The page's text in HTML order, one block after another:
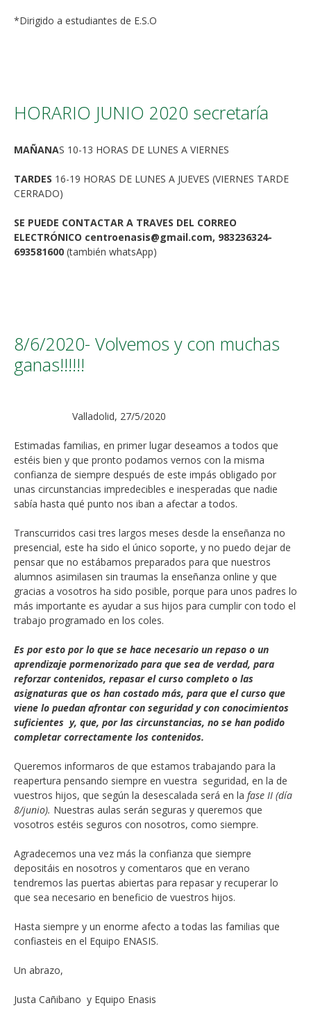
*Dirigido a estudiantes de E.S.O
HORARIO JUNIO 2020 secretaría
MAÑANAS 10-13 HORAS DE LUNES A VIERNES
TARDES 16-19 HORAS DE LUNES A JUEVES (VIERNES TARDE
CERRADO)
SE PUEDE CONTACTAR A TRAVES DEL CORREO
ELECTRÓNICO centroenasis@gmail.com, 983236324-
693581600 (también whatsApp)
8/6/2020- Volvemos y con muchas
ganas!!!!!!
Valladolid, 27/5/2020
Estimadas familias, en primer lugar deseamos a todos que
estéis bien y que pronto podamos vernos con la misma
confianza de siempre después de este impás obligado por
unas circunstancias impredecibles e inesperadas que nadie
sabía hasta qué punto nos iban a afectar a todos.
Transcurridos casi tres largos meses desde la enseñanza no
presencial, este ha sido el único soporte, y no puedo dejar de
pensar que no estábamos preparados para que nuestros
alumnos asimilasen sin traumas la enseñanza online y que
gracias a vosotros ha sido posible, porque para unos padres lo
más importante es ayudar a sus hijos para cumplir con todo el
trabajo programado en los coles.
Es por esto por lo que se hace necesario un repaso o un
aprendizaje pormenorizado para que sea de verdad, para
reforzar contenidos, repasar el curso completo o las
asignaturas que os han costado más, para que el curso que
viene lo puedan afrontar con seguridad y con conocimientos
suficientes y, que, por las circunstancias, no se han podido
completar correctamente los contenidos.
Queremos informaros de que estamos trabajando para la
reapertura pensando siempre en vuestra seguridad, en la de
vuestros hijos, que según la desescalada será en la fase II (día
8/junio). Nuestras aulas serán seguras y queremos que
vosotros estéis seguros con nosotros, como siempre.
Agradecemos una vez más la confianza que siempre
depositáis en nosotros y comentaros que en verano
tendremos las puertas abiertas para repasar y recuperar lo
que sea necesario en beneficio de vuestros hijos.
Hasta siempre y un enorme afecto a todas las familias que
confiasteis en el Equipo ENASIS.
Un abrazo,
Justa Cañibano y Equipo Enasis